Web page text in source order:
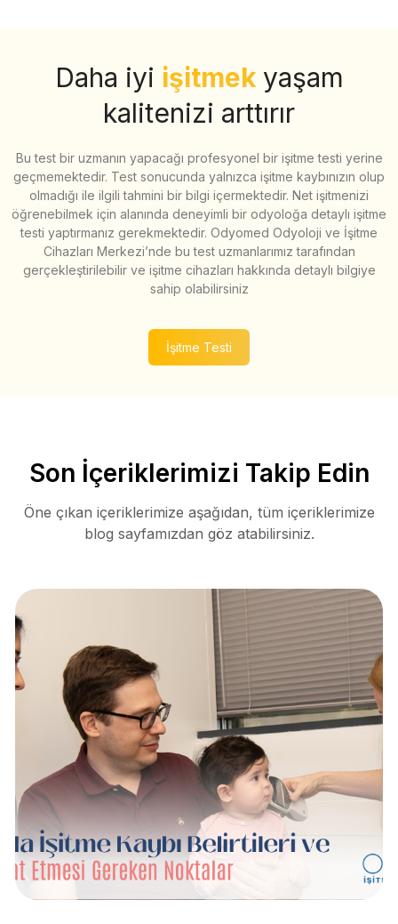
Daha iyi işitmek yaşam
kalitenizi arttırır
Bu test bir uzmanın yapacağı profesyonel bir işitme testi yerine
geçmemektedir. Test sonucunda yalnızca işitme kaybınızın olup
olmadığı ile ilgili tahmini bir bilgi içermektedir. Net işitmenizi
öğrenebilmek için alanında deneyimli bir odyoloğa detaylı işitme
testi yaptırmanız gerekmektedir. Odyomed Odyoloji ve İşitme
Cihazları Merkezi’nde bu test uzmanlarımız tarafından
gerçekleştirilebilir ve işitme cihazları hakkında detaylı bilgiye
sahip olabilirsiniz
İşitme Testi
Son İçeriklerimizi Takip Edin
Öne çıkan içeriklerimize aşağıdan, tüm içeriklerimize
blog sayfamızdan göz atabilirsiniz.